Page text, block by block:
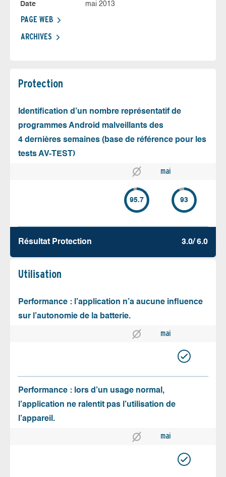
Date
mai 2013
PAGE WEB
ARCHIVES
Protection
Identification d’un nombre représentatif de
programmes Android malveillants des
4 dernières semaines (base de référence pour les
tests AV-TEST)
mai
95.7 93
Résultat Protection 3.0/ 6.0
Utilisation
Performance : l’application n’a aucune influence
sur l’autonomie de la batterie.
mai
Performance : lors d’un usage normal,
l’application ne ralentit pas l’utilisation de
l’appareil.
mai